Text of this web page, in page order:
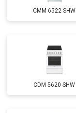
CMM 6522 SHW
CDM 5620 SHW